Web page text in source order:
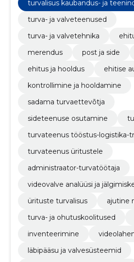
turvalisus kaubandus- ja
turva- ja valveteenused
turva- ja valvetehnika
merendus
post ja side
ehitus ja hooldus
ehitise
kontrollimine ja hooldamine
sadama turvaettevõtja
sideteenuse osutamine
turvateenus tööstus-logistika-
turvateenus üritustele
administraator-turvatöötaja
videovalve analüüsi ja
ürituste turvalisus
ajutine
turva- ja ohutuskoolitused
inventeerimine
läbipääsu ja valvesüsteemid